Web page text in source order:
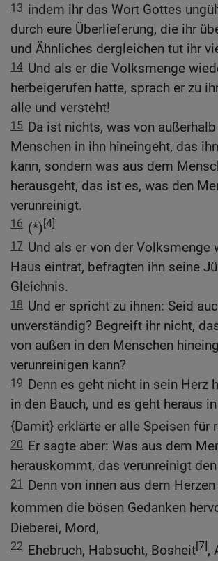
13 indem ihr das Wort Gottes
durch eure Überlieferung, die ihr
und Ähnliches dergleichen tut ihr
14 Und als er die Volksmenge
herbeigerufen hatte, sprach er zu
alle und versteht!
15 Da ist nichts, was von
Menschen in ihn hineingeht, das
kann, sondern was aus dem
herausgeht, das ist es, was den
verunreinigt.
16 (*)[4]
17 Und als er von der Volksmenge
Haus eintrat, befragten ihn seine
Gleichnis.
18 Und er spricht zu ihnen: Seid
unverständig? Begreift ihr nicht,
von außen in den Menschen
verunreinigen kann?
19 Denn es geht nicht in sein Herz
in den Bauch, und es geht heraus
{Damit} erklärte er alle Speisen für
20 Er sagte aber: Was aus dem
herauskommt, das verunreinigt
21
Denn von innen aus dem
kommen die bösen Gedanken
Dieberei, Mord,
22 Ehebruch, Habsucht, Bosheit[7],